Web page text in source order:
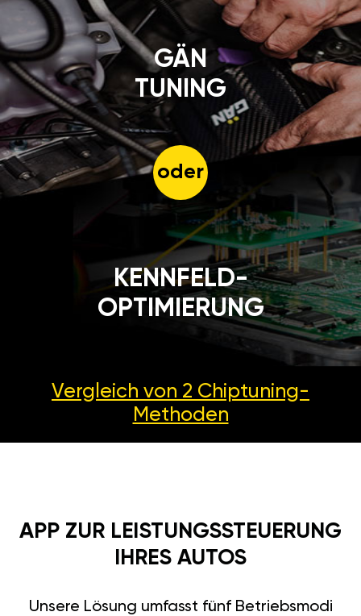
GÄN
TUNING
oder
KENNFELD-
OPTIMIERUNG
Vergleich von 2 Chiptuning-
Methoden
APP ZUR LEISTUNGSSTEUERUNG
IHRES AUTOS
Unsere Lösung umfasst fünf Betriebsmodi